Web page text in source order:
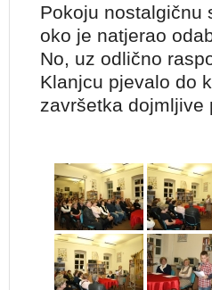
Pokoju nostalgičnu
oko je natjerao
No, uz odlično
Klanjcu pjevalo do
završetka dojmljive